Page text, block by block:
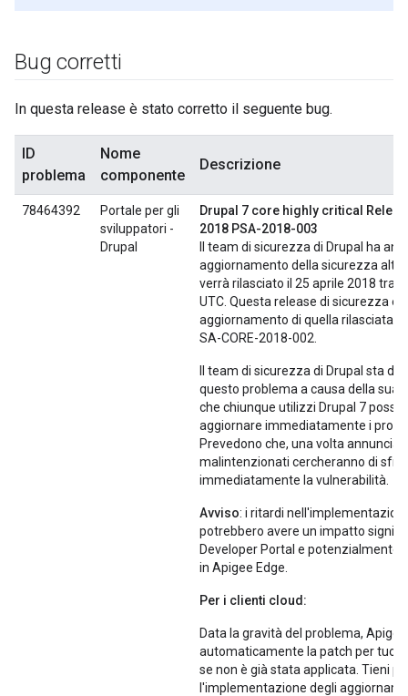
Bug corretti
In questa release è stato corretto il seguente bug.
ID
problema
Nome
componente
Descrizione
78464392
Portale per gli
sviluppatori -
Drupal
Drupal 7 core highly critical
2018 PSA-2018-003
Il team di sicurezza di Drupal ha
aggiornamento della sicurezza
verrà rilasciato il 25 aprile 2018 tra
UTC. Questa release di sicurezza è
aggiornamento di quella rilasciata il
SA-CORE-2018-002.
Il team di sicurezza di Drupal sta
questo problema a causa della sua
che chiunque utilizzi Drupal 7 possa
aggiornare immediatamente i
Prevedono che, una volta
malintenzionati cercheranno di
immediatamente la vulnerabilità.
Avviso: i ritardi
potrebbero avere un impatto
Developer Portal e potenzialmente
in Apigee Edge.
Per i clienti cloud:
Data la gravità del problema,
automaticamente la patch per tuo
se non è già stata applicata. Tieni
l'implementazione degli